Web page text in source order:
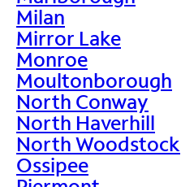
Milan
Mirror Lake
Monroe
Moultonborough
North Conway
North Haverhill
North Woodstock
Ossipee